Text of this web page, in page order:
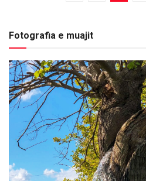
Fotografia e muajit